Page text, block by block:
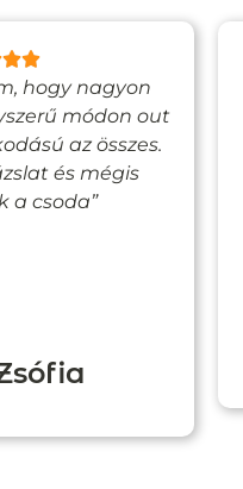
hogy nagyon
módon out
az összes.
és mégis
a csoda”